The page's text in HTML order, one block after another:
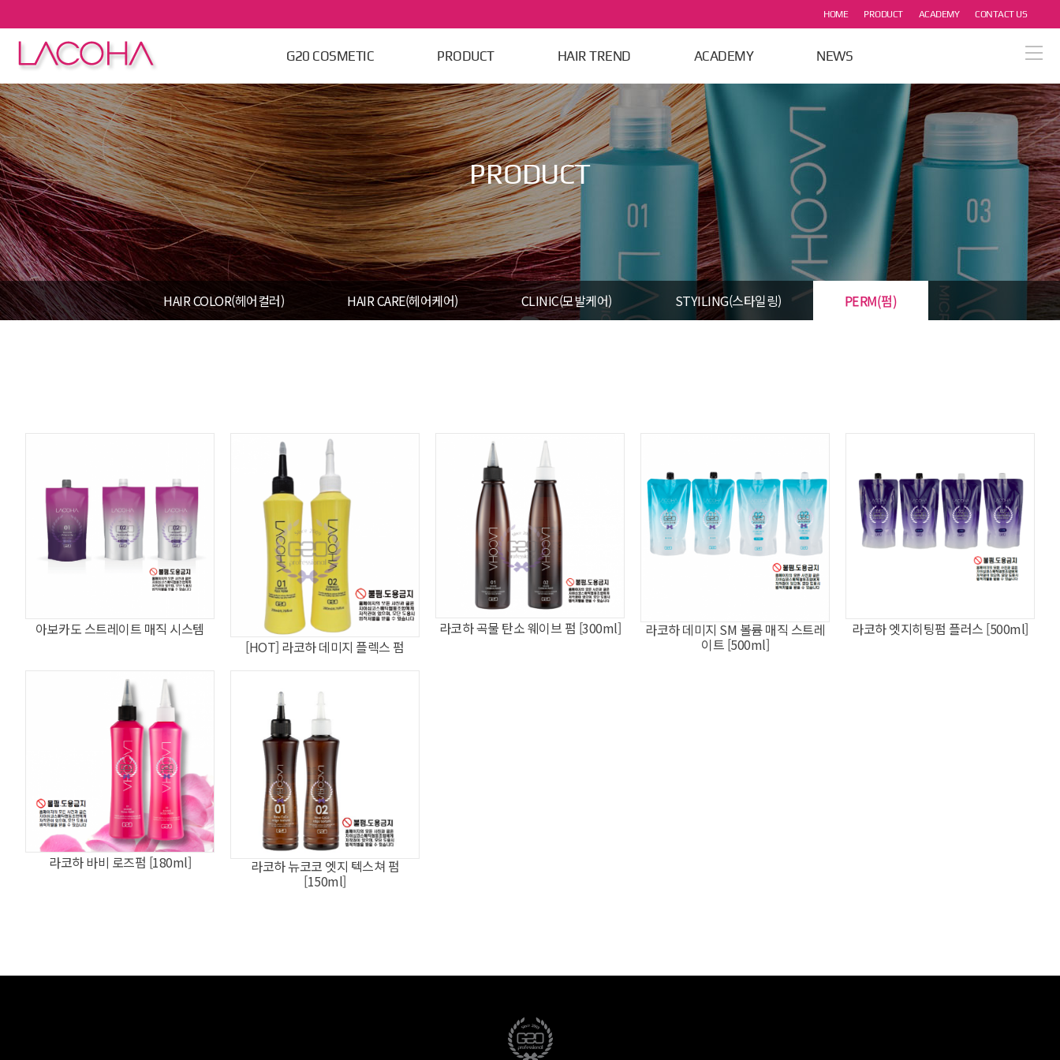
HOME PRODUCT ACADEMY CONTACT US
G20 COSMETIC PRODUCT HAIR TREND ACADEMY NEWS
PRODUCT
HAIR COLOR(헤어컬러) HAIR CARE(헤어케어) CLINIC(모발케어) STYILING(스타일링) PERM(펌)
아보카도 스트레이트 매직 시스템
[HOT] 라코하 데미지 플렉스 펌
라코하 곡물 탄소 웨이브 펌 [300ml] 라코하 데미지 SM 볼륨 매직 스트레
이트 [500ml]
라코하 엣지히팅펌 플러스 [500ml]
라코하 바비 로즈펌 [180ml] 라코하 뉴코코 엣지 텍스쳐 펌
[150ml]